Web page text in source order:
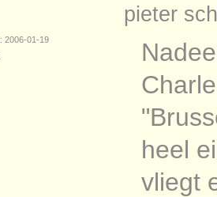
2006-01-19
pieter
heel
vliegt